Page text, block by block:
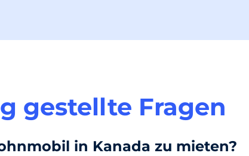
gestellte Fragen
in Kanada zu mieten?